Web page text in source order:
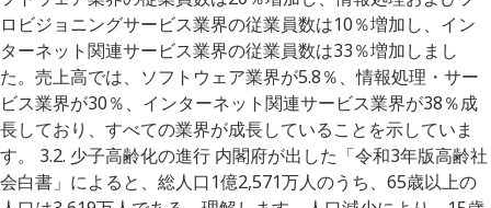
ロビジョニングサービス業界の従業員数は10％増加し、イン
ターネット関連サービス業界の従業員数は33％増加しまし
た。売上高では、ソフトウェア業界が5.8％、情報処理・サー
ビス業界が30％、インターネット関連サービス業界が38％成
長しており、すべての業界が成長していることを示していま
す。 3.2. 少子高齢化の進行 内閣府が出した「令和3年版高齢社
会白書」によると、総人口1億2,571万人のうち、65歳以上の